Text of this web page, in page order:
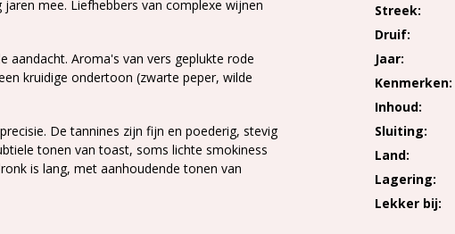
mee. Liefhebbers van complexe wijnen
Aroma's van vers geplukte rode
kruidige ondertoon (zwarte peper, wilde
De tannines zijn fijn en poederig, stevig
tonen van toast, soms lichte smokiness
is lang, met aanhoudende tonen van
Streek
Druif
Jaar
Kenmerken
Inhoud
Sluiting
Land
Lagering
Lekker bij